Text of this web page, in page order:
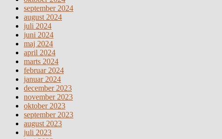
september 2024
august 2024
juli 2024
juni 2024
maj 2024
april 2024
marts 2024
februar 2024
januar 2024
december 2023
november 2023
oktober 2023
september 2023
august 2023
juli 2023